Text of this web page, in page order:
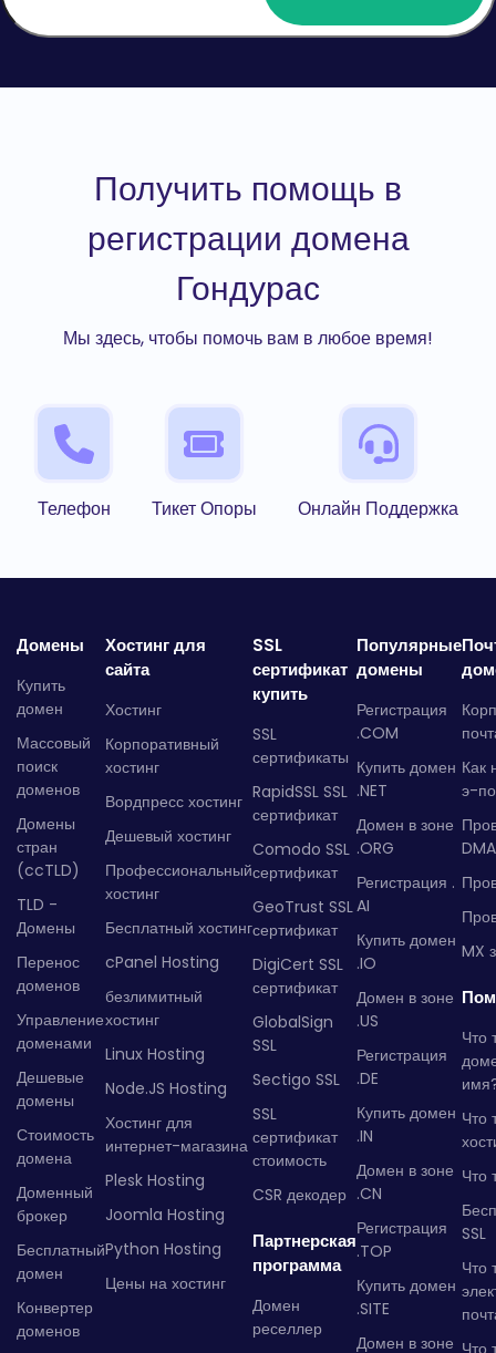
Получить помощь в
регистрации домена
Гондурас
Мы здесь, чтобы помочь вам в любое время!
Телефон Тикет Опоры Онлайн Поддержка
Домены
Купить
домен
Массовый
поиск
доменов
Домены
стран
(ccTLD)
TLD -
Домены
Перенос
доменов
Управление
доменами
Дешевые
домены
Стоимость
домена
Доменный
брокер
Бесплатный
домен
Конвертер
доменов
Хостинг для
сайта
Хостинг
Корпоративный
хостинг
Вордпресс хостинг
Дешевый хостинг
Профессиональный
хостинг
Бесплатный хостинг
cPanel Hosting
безлимитный
хостинг
Linux Hosting
Node.JS Hosting
Хостинг для
интернет-магазина
Plesk Hosting
Joomla Hosting
Python Hosting
Цены на хостинг
SSL
сертификат
купить
SSL
сертификаты
RapidSSL SSL
сертификат
Comodo SSL
сертификат
GeoTrust SSL
сертификат
DigiCert SSL
сертификат
GlobalSign
SSL
Sectigo SSL
SSL
сертификат
стоимость
CSR декодер
Партнерская
программа
Домен
реселлер
Популярные
домены
Регистрация
.COM
Купить домен
.NET
Домен в зоне
.ORG
Регистрация .
AI
Купить домен
.IO
Домен в зоне
.US
Регистрация
.DE
Купить домен
.IN
Домен в зоне
.CN
Регистрация
.TOP
Купить домен
.SITE
Домен в зоне
Как
э-
MX
Что
Что
Что
SSL
Что